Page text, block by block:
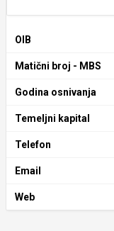
OIB
Matični broj - MBS
Godina osnivanja
Temeljni kapital
Telefon
Email
Web